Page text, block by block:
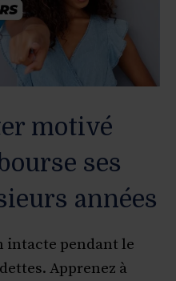
motivé
ses
années
intacte pendant le
Apprenez à